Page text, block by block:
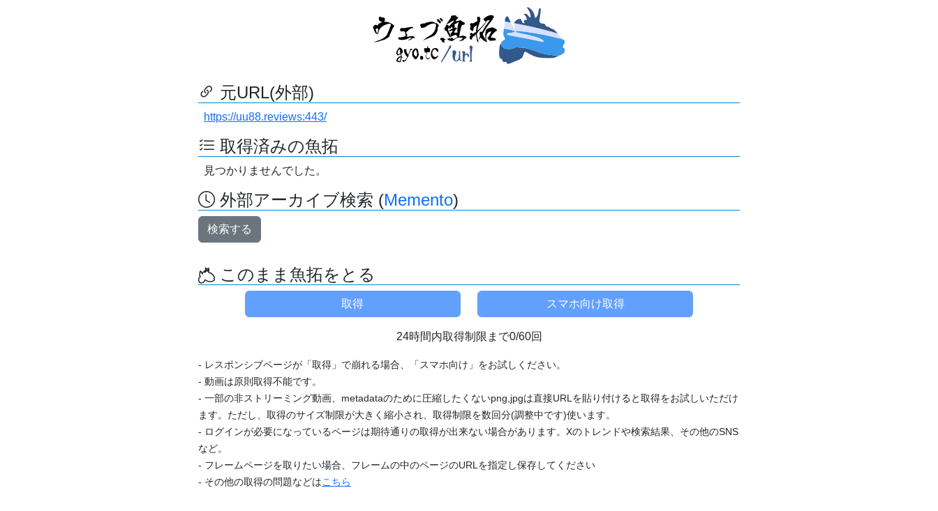
元URL(外部)
https://uu88.reviews:443/
取得済みの魚拓
見つかりませんでした。
外部アーカイブ検索 (Memento)
検索する
このまま魚拓をとる
24時間内取得制限まで0/60回
- レスポンシブページが「取得」で崩れる場合、「スマホ向け」をお試しください。
- 動画は原則取得不能です。
- 一部の非ストリーミング動画、metadataのために圧縮したくないpng,jpgは直接URLを貼り付けると取得をお試しいただけ
ます。ただし、取得のサイズ制限が大きく縮小され、取得制限を数回分(調整中です)使います。
- ログインが必要になっているページは期待通りの取得が出来ない場合があります。Xのトレンドや検索結果、その他のSNS
など。
- フレームページを取りたい場合、フレームの中のページのURLを指定し保存してください
- その他の取得の問題などはこちら